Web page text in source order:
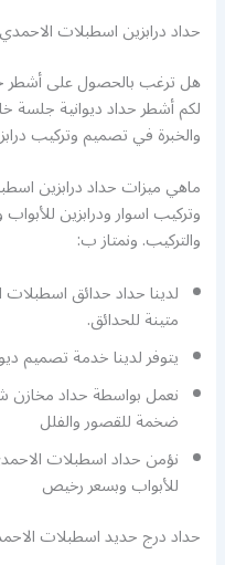
حداد درابزين اسطبلات الاحمدي
هل ترغب بالحصول على أشطر
لكم أشطر حداد ديوانية
والخبرة في تصميم وتركيب
ماهي ميزات حداد درابزين
وتركيب اسوار ودرابزين
والتركيب. ونمتاز ب:
لدينا حداد حدائق
متينة للحدائق.
يتوفر لدينا خدمة تصميم
نعمل بواسطة حداد
ضخمة للقصور والفلل
نؤمن حداد اسطبلات
للأبواب وبسعر رخيص
حداد درج حديد اسطبلات